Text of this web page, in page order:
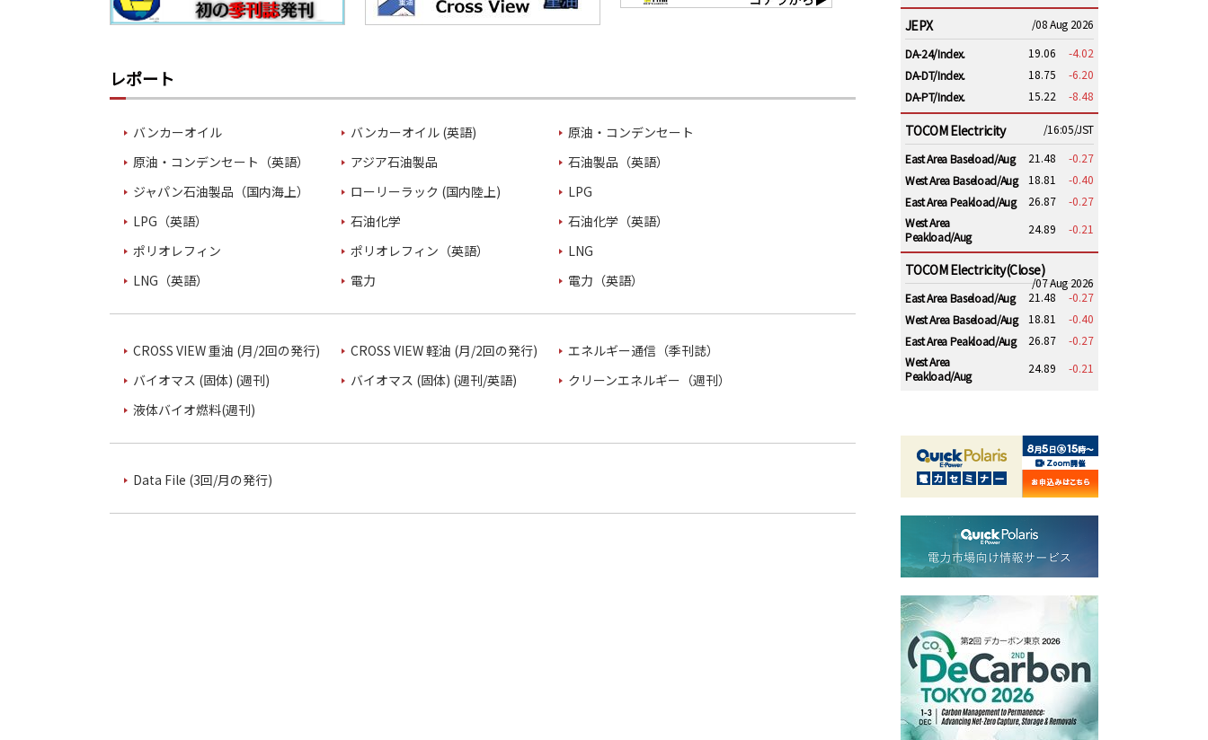
レポート
バンカーオイル バンカーオイル (英語)
原油・コンデンセート
原油・コンデンセート（英語）
アジア石油製品
石油製品（英語）
ジャパン石油製品（国内海上）
ローリーラック (国内陸上)
LPG
LPG（英語）
石油化学
石油化学（英語）
ポリオレフィン
ポリオレフィン（英語）
LNG
LNG（英語）
電力 電力（英語）
CROSS VIEW 重油 (月/2回の発行) CROSS VIEW 軽油 (月/2回の発行)
エネルギー通信（季刊誌）
バイオマス (固体) (週刊)
バイオマス (固体) (週刊/英語)
クリーンエネルギー（週刊）
液体バイオ燃料(週刊)
Data File (3回/月の発行)
JEPX
/08 Aug 2026
DA-24/Index.
19.06
-4.02
DA-DT/Index.
18.75
-6.20
DA-PT/Index.
15.22 -8.48
TOCOM Electricity
/16:05/JST
East Area Baseload/Aug
21.48
-0.27
West Area Baseload/Aug
18.81
-0.40
East Area Peakload/Aug
26.87
-0.27
West Area
Peakload/Aug
24.89 -0.21
TOCOM Electricity(Close)
/07 Aug 2026
East Area Baseload/Aug
21.48
-0.27
West Area Baseload/Aug
18.81
-0.40
East Area Peakload/Aug
26.87
-0.27
West Area
Peakload/Aug
24.89 -0.21